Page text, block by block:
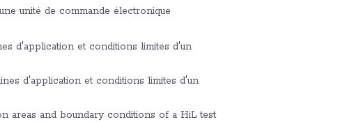
unité de commande électronique
d'application et conditions limites d'un
d'application et conditions limites d'un
areas and boundary conditions of a HiL test